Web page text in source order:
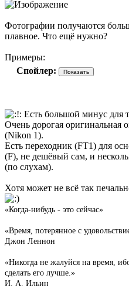
Фотографии получаются
плавное. Что ещё нужно?
Примеры:
Спойлер:
Есть большой минус для
Очень дорогая оригинальная
(Nikon 1).
Есть переходник (FT1) для
(F), не дешёвый сам, и
(по слухам).
Хотя может не всё так
«Когда-нибудь - это сейчас»
«Время, потерянное с
Джон Леннон
«Никогда не жалуйся на время,
сделать его лучше.»
И. А. Ильин